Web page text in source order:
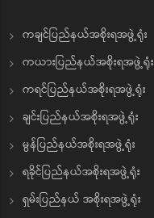
ကချင်ပြည်နယ်အစိုးရအဖွဲ့ရုံး
ကယားပြည်နယ်အစိုးရအဖွဲ့ရုံး
ကရင်ပြည်နယ်အစိုးရအဖွဲ့ရုံး
ချင်းပြည်နယ်အစိုးရအဖွဲ့ရုံး
မွန်ပြည်နယ်အစိုးရအဖွဲ့ရုံး
ရခိုင်ပြည်နယ်အစိုးရအဖွဲ့ရုံး
ရှမ်းပြည်နယ် အစိုးရအဖွဲ့ရုံး